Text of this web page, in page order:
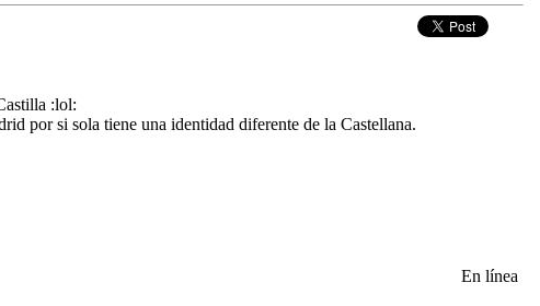
:lol:
por si sola tiene una identidad diferente de la Castellana.
En línea